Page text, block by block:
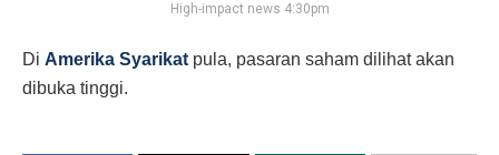
High-impact news 4:30pm
Di Amerika Syarikatpula, pasaran saham dilihat akan
dibuka tinggi.